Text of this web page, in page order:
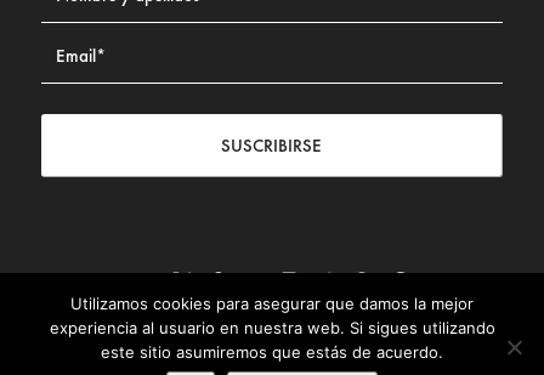
SUSCRIBIRSE
Contacto|Aviso legal| Política de privacidad| Política de
Cookies
Utilizamos cookies para asegurar que damos la mejor
experiencia al usuario en nuestra web. Si sigues utilizando
este sitio asumiremos que estás de acuerdo.